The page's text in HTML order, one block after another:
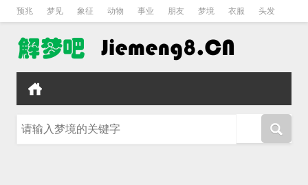
预兆 梦见 象征 动物 事业 朋友 梦境 衣服 头发